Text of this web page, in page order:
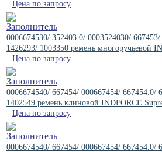
Цена по запросу
0006674530/ 352403.0/ 0003524030/
1426293/ 1003350 ремень многоручьевой
Цена по запросу
0006674540/ 667454/ 000667454/ 667454.0/
1402549 ремень клиновой INDFORCE
Цена по запросу
0006674540/ 667454/ 000667454/ 667454.0/